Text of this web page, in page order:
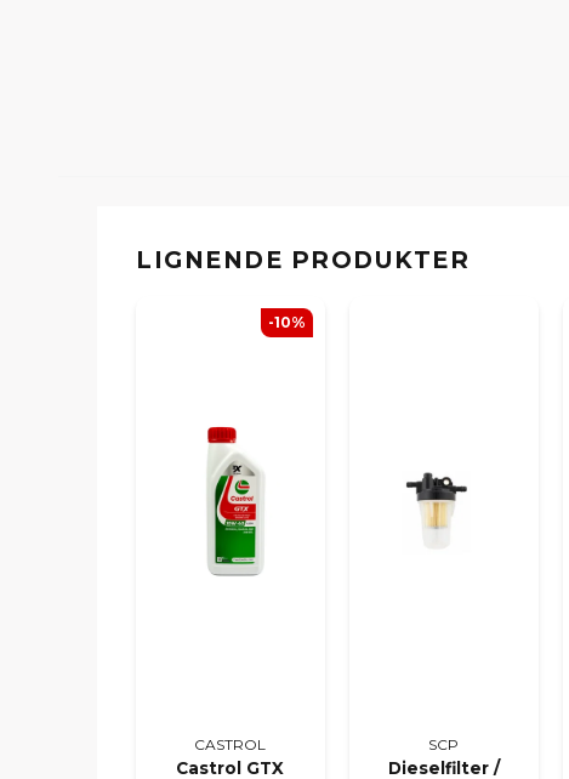
LIGNENDE PRODUKTER
CASTROL
Castrol GTX
-10%
SCP
Dieselfilter /